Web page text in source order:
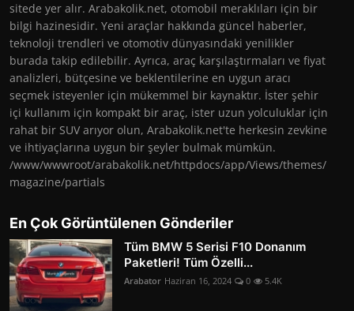
sitede yer alır. Arabakolik.net, otomobil meraklıları için bir
bilgi hazinesidir. Yeni araçlar hakkında güncel haberler,
teknoloji trendleri ve otomotiv dünyasındaki yenilikler
burada takip edilebilir. Ayrıca, araç karşılaştırmaları ve fiyat
analizleri, bütçesine ve beklentilerine en uygun aracı
seçmek isteyenler için mükemmel bir kaynaktır. İster şehir
içi kullanım için kompakt bir araç, ister uzun yolculuklar için
rahat bir SUV arıyor olun, Arabakolik.net'te herkesin zevkine
ve ihtiyaçlarına uygun bir şeyler bulmak mümkün.
/www/wwwroot/arabakolik.net/httpdocs/app/Views/themes/
magazine/partials
En Çok Görüntülenen Gönderiler
Tüm BMW 5 Serisi F10 Donanım
Paketleri! Tüm Özelli...
Arabator Haziran 16, 2024 0 5.4K